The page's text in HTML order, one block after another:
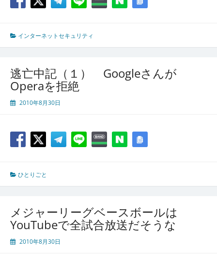
インターネットセキュリティ
逃亡中記（１） Googleさんが
Operaを拒絶
2010年8月30日
ひとりごと
メジャーリーグベースボールは
YouTubeで全試合放送だそうな
2010年8月30日